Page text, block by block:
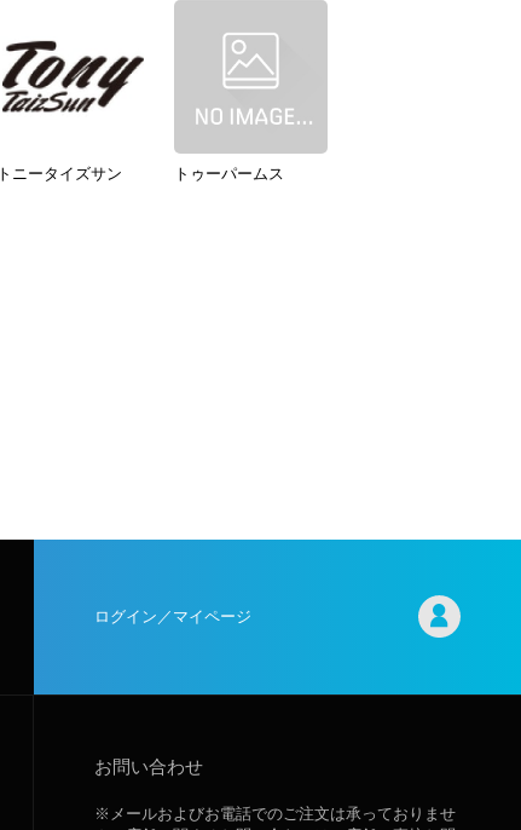
トニータイズサン トゥーパームス
ログイン／マイページ
お問い合わせ
※メールおよびお電話でのご注文は承っておりませ